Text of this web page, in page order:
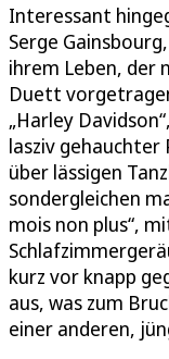
Interessant
Serge
ihrem Leben, der
Duett
„Harley
lasziv gehauchter
über lässigen
sondergleichen
mois non plus“,
kurz vor knapp
aus, was zum
einer anderen,